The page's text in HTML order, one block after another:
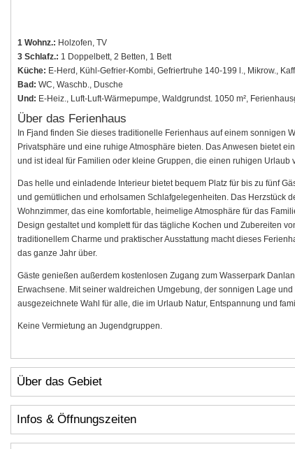
1 Wohnz.: Holzofen, TV
3 Schlafz.: 1 Doppelbett, 2 Betten, 1 Bett
Küche: E-Herd, Kühl-Gefrier-Kombi, Gefriertruhe 140-199 l., Mikrow.,
Bad: WC, Waschb., Dusche
Und: E-Heiz., Luft-Luft-Wärmepumpe, Waldgrundst. 1050 m²,
Über das Ferienhaus
In Fjand finden Sie dieses traditionelle Ferienhaus auf einem sonnigen
Privatsphäre und eine ruhige Atmosphäre bieten. Das Anwesen bietet
und ist ideal für Familien oder kleine Gruppen, die einen ruhigen Urlaub
Das helle und einladende Interieur bietet bequem Platz für bis zu fünf
und gemütlichen und erholsamen Schlafgelegenheiten. Das Herzstück
Wohnzimmer, das eine komfortable, heimelige Atmosphäre für das
Design gestaltet und komplett für das tägliche Kochen und Zubereiten
traditionellem Charme und praktischer Ausstattung macht dieses
das ganze Jahr über.
Gäste genießen außerdem kostenlosen Zugang zum Wasserpark
Erwachsene. Mit seiner waldreichen Umgebung, der sonnigen Lage
ausgezeichnete Wahl für alle, die im Urlaub Natur, Entspannung und
Keine Vermietung an Jugendgruppen.
Über das Gebiet
Infos & Öffnungszeiten